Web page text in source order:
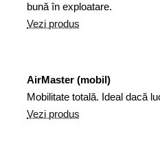
bună în exploatare.
Vezi produs
AirMaster (mobil)
Mobilitate totală. Ideal dacă
Vezi produs